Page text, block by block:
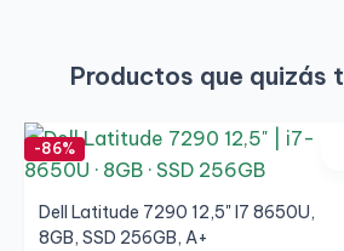
Productos que quizás
-86%
Dell Latitude 7290 12,5" I7 8650U,
8GB, SSD 256GB, A+